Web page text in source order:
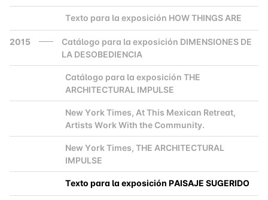
Texto para la exposición HOW THINGS ARE
2015
Catálogo para la exposición DIMENSIONES DE
LA DESOBEDIENCIA
Catálogo para la exposición THE
ARCHITECTURAL IMPULSE
New York Times, At This Mexican Retreat,
Artists Work With the Community.
New York Times, THE ARCHITECTURAL
IMPULSE
Texto para la exposición PAISAJE SUGERIDO